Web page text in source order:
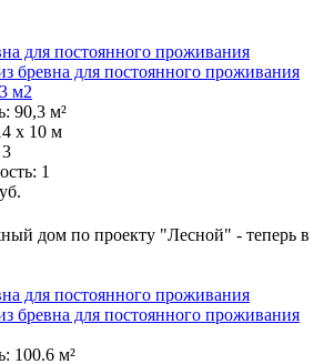
для постоянного проживания
90,3 м²
х 10 м
1
дом по проекту "Лесной" - теперь в
для постоянного проживания
100.6 м²